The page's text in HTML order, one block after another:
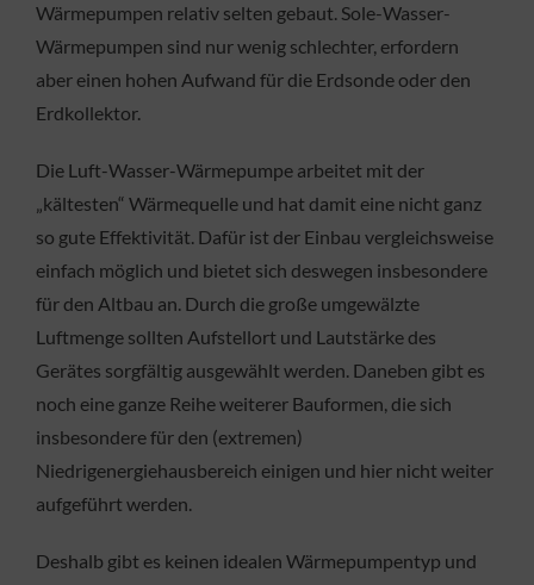
Wärmepumpen relativ selten gebaut. Sole-Wasser-
Wärmepumpen sind nur wenig schlechter, erfordern
aber einen hohen Aufwand für die Erdsonde oder den
Erdkollektor.
Die Luft-Wasser-Wärmepumpe arbeitet mit der
„kältesten“ Wärmequelle und hat damit eine nicht ganz
so gute Effektivität. Dafür ist der Einbau vergleichsweise
einfach möglich und bietet sich deswegen insbesondere
für den Altbau an. Durch die große umgewälzte
Luftmenge sollten Aufstellort und Lautstärke des
Gerätes sorgfältig ausgewählt werden. Daneben gibt es
noch eine ganze Reihe weiterer Bauformen, die sich
insbesondere für den (extremen)
Niedrigenergiehausbereich einigen und hier nicht weiter
aufgeführt werden.
Deshalb gibt es keinen idealen Wärmepumpentyp und